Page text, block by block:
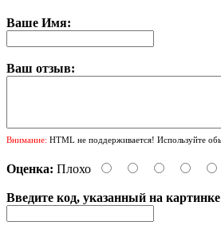
Ваше Имя:
Ваш отзыв:
Внимание: HTML не поддерживается! Используйте
Оценка: Плохо
Введите код, указанный на